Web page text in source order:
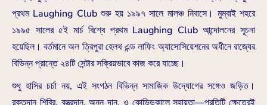
প্রথম Laughing Club শুরু হয় ১৯৯৭ সালে মালঞ্চ নিবাসে। মুম্বাই শহরে
১৯৯৫ সালের ৫ই মার্চ বিশ্বে প্রথম Laughing Club আন্দোলনের সূচনা
হয়েছিল। বর্তমানে অল ত্রিপুরা হেলথ এন্ড লাফিং অ্যাসোসিয়েশনের অধীনে রাজ্যের
বিভিন্ন প্রান্তে ২৪টি সেন্টার সক্রিয়ভাবে কাজ করে যাচ্ছে।
শুধু হাসির চর্চা নয়, এই সংগঠন বিভিন্ন সামাজিক উদ্যোগের সঙ্গেও জড়িত।